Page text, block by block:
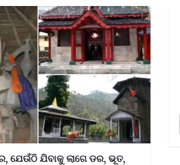
ଯେଉଁଠି ଯିବାକୁ ଲାଗେ ଡର, ଭୂତ,